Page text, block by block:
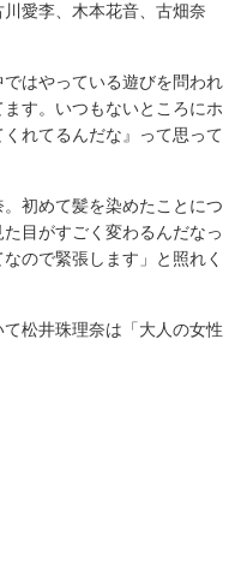
愛李、木本花音、古畑奈
はやっている遊びを問われ
す。いつもないところにホ
れてるんだな』って思って
初めて髪を染めたことにつ
目がすごく変わるんだなっ
ので緊張します」と照れく
松井珠理奈は「大人の女性